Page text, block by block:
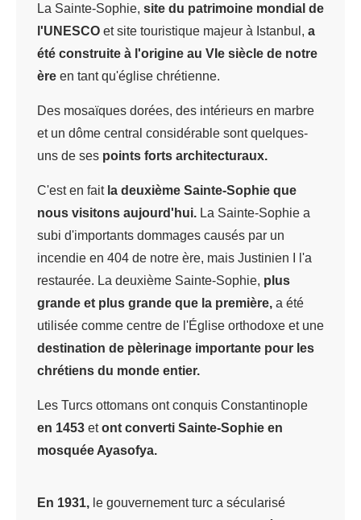
La Sainte-Sophie, site du patrimoine mondial de
l'UNESCO et site touristique majeur à Istanbul, a
été construite à l'origine au VIe siècle de notre
ère en tant qu'église chrétienne.
Des mosaïques dorées, des intérieurs en marbre
et un dôme central considérable sont quelques-
uns de ses points forts architecturaux.
C'est en fait la deuxième Sainte-Sophie que
nous visitons aujourd'hui. La Sainte-Sophie a
subi d'importants dommages causés par un
incendie en 404 de notre ère, mais Justinien I l'a
restaurée. La deuxième Sainte-Sophie, plus
grande et plus grande que la première, a été
utilisée comme centre de l'Église orthodoxe et une
destination de pèlerinage importante pour les
chrétiens du monde entier.
Les Turcs ottomans ont conquis Constantinople
en 1453 etont converti Sainte-Sophie en
mosquée Ayasofya.
En 1931, le gouvernement turc a sécularisé